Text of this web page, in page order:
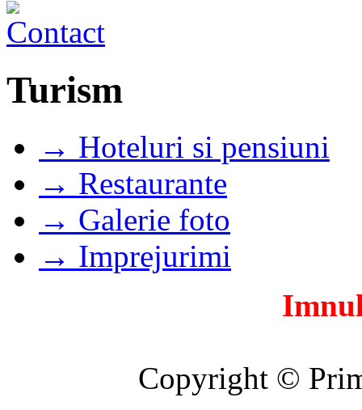
Turism
→ Hoteluri si pensiuni
→ Restaurante
→ Galerie foto
→ Imprejurimi
Copyright ©